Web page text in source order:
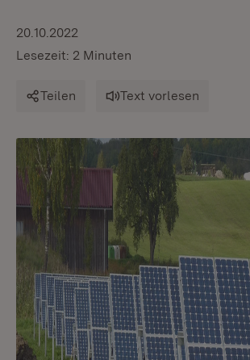
20.10.2022
Lesezeit: 2 Minuten
Teilen Text vorlesen